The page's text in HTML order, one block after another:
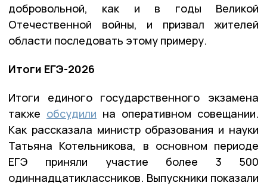
добровольной, как и в годы Великой
Отечественной войны, и призвал жителей
области последовать этому примеру.
Итоги ЕГЭ-2026
Итоги единого государственного экзамена
также обсудили на оперативном совещании.
Как рассказала министр образования и науки
Татьяна Котельникова, в основном периоде
ЕГЭ приняли участие более 3 500
одиннадцатиклассников. Выпускники показали